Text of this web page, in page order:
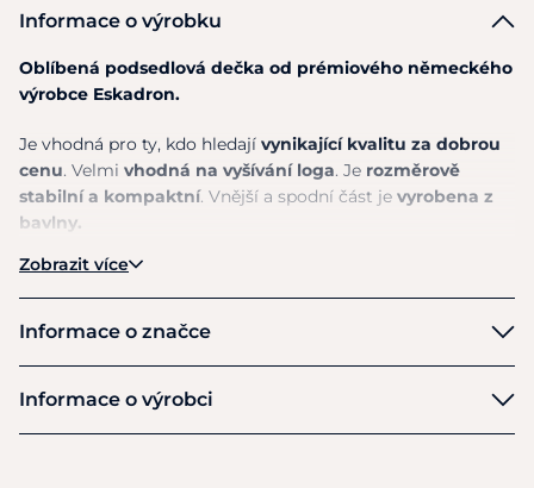
Informace o výrobku
Oblíbená podsedlová dečka od prémiového německého
výrobce Eskadron.
Je vhodná pro ty, kdo hledají vynikající kvalitu za dobrou
cenu. Velmi vhodná na vyšívání loga. Je rozměrově
stabilní a kompaktní. Vnější a spodní část je vyrobena z
bavlny.
Provedení pod
Materiál : Vnější materiál: 100% bavlna. Výplň: PE- pěna
Pokyny k péči:Lze prát na 30°. Nesušte v sušičce, nežehlete,
nebělte a nečistěte chemicky.
Zobrazit více
Informace o značce
Eskadron
Informace o výrobci